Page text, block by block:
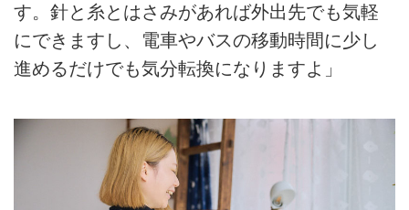
す。針と糸とはさみがあれば外出先でも気軽
にできますし、電車やバスの移動時間に少し
進めるだけでも気分転換になりますよ」